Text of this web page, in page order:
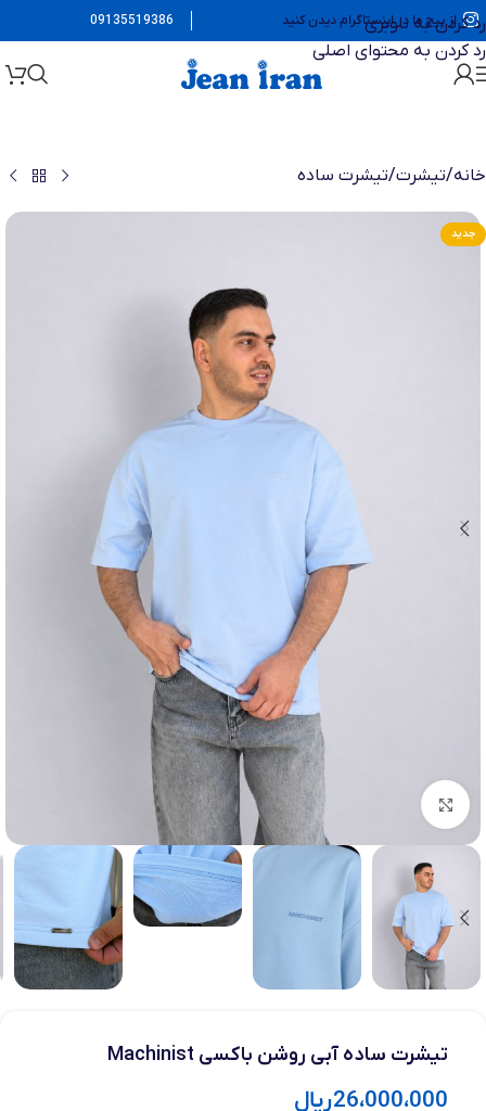
رد کردن به ناوبری
رد کردن به محتوای اصلی
از پیج ما در اینستاگرام دیدن کنید 09135519386
خانه/تیشرت/تیشرت ساده
جدید
بزرگنمایی تصویر
تیشرت ساده آبی روشن باکسی Machinist
26،000،000ریال